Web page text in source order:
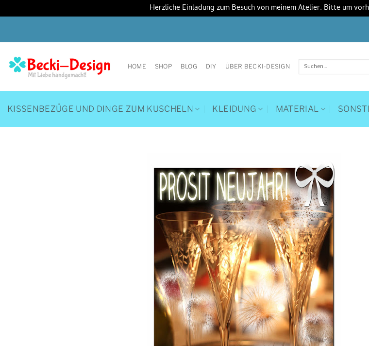
Herzliche Einladung zum Besuch von meinem Atelier. Bitte um
springen
HOME SHOP BLOG DIY ÜBER BECKI-DESIGN
Suchen
nach:
KISSENBEZÜGE UND DINGE ZUM KUSCHELN KLEIDUNG MATERIAL